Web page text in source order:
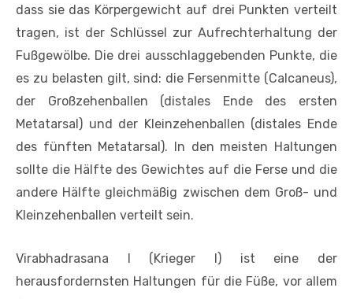
dass sie das Körpergewicht auf drei Punkten verteilt
tragen, ist der Schlüssel zur Aufrechterhaltung der
Fußgewölbe. Die drei ausschlaggebenden Punkte, die
es zu belasten gilt, sind: die Fersenmitte (Calcaneus),
der Großzehenballen (distales Ende des ersten
Metatarsal) und der Kleinzehenballen (distales Ende
des fünften ­Metatarsal). In den meisten Haltungen
sollte die Hälfte des Gewichtes auf die Ferse und die
andere Hälfte gleichmäßig zwischen dem Groß- und
Kleinzehenballen verteilt sein.
Virabhadrasana I (Krieger I) ist eine der
herausfordernsten Haltungen für die Füße, vor allem